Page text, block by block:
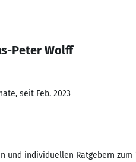
Peter Wolff
seit Feb. 2023
und individuellen Ratgebern